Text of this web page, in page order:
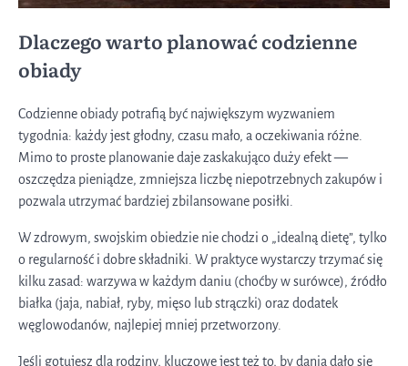
Dlaczego warto planować codzienne
obiady
Codzienne obiady potrafią być największym wyzwaniem
tygodnia: każdy jest głodny, czasu mało, a oczekiwania różne.
Mimo to proste planowanie daje zaskakująco duży efekt —
oszczędza pieniądze, zmniejsza liczbę niepotrzebnych zakupów i
pozwala utrzymać bardziej zbilansowane posiłki.
W zdrowym, swojskim obiedzie nie chodzi o „idealną dietę”, tylko
o regularność i dobre składniki. W praktyce wystarczy trzymać się
kilku zasad: warzywa w każdym daniu (choćby w surówce), źródło
białka (jaja, nabiał, ryby, mięso lub strączki) oraz dodatek
węglowodanów, najlepiej mniej przetworzony.
Jeśli gotujesz dla rodziny, kluczowe jest też to, by dania dało się